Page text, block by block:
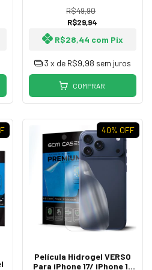
R$49,90
R$29,94
R$28,44 com Pix
3 x de R$9,98 sem juros
COMPRAR
40% OFF
Película Hidrogel VERSO
Para iPhone 17/ iPhone 17